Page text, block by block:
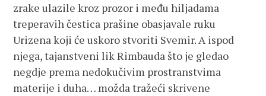
zrake ulazile kroz prozor i među hiljadama
treperavih čestica prašine obasjavale ruku
Urizena koji će uskoro stvoriti Svemir. A ispod
njega, tajanstveni lik Rimbauda što je gledao
negdje prema nedokučivim prostranstvima
materije i duha… možda tražeći skrivene